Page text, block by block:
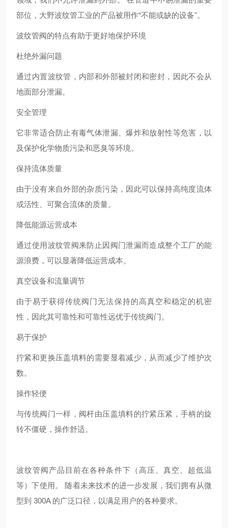
部位，大野波纹管工业的产品被用作“不能或缺的设备"。
波纹管阀的特点有助于更好地保护环境
杜绝外漏问题
通过内置波纹管，内部和外部被封闭和密封，因此不会从
地面部分泄漏。
安全管理
它非常适合防止有毒气体泄漏、爆炸和放射性等危害，以
及保护化学物质污染和恶臭等环境。
保持流体质量
由于没有来自外部的杂质污染，因此可以保持高纯度流体
或活性、可聚合流体的质量。
降低能源运营成本
通过使用波纹管阀来防止因阀门泄漏而造成整个工厂的能
源浪费，可以显著降低运营成本。
真空设备和流量调节
由于易于获得传统阀门无法保持的高真空和稳定的机密
性，因此其可靠性和可靠性远优于传统阀门。
易于保护
拧紧和更换压盖填料的需要显着减少，从而减少了维护次
数。
操作轻便
与传统阀门一样，阀杆由压盖填料的拧紧压紧，手柄的旋
转不僵硬，操作舒适。
波纹管阀产品目前在各种条件下（高压、真空、超低温
等）下使用。 随着未来技术的进一步发展，我们拥有从微
型到 300A 的广泛口径，以满足用户的各种要求。